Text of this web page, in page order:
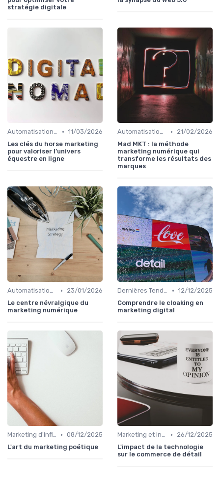
stratégie digitale
Automatisation du Marketing • 11/03/2026
Les clés du horse marketing
pour valoriser l’univers
équestre en ligne
Automatisation du Marketing •
21/02/2026
Mad MKT : la méthode
marketing numérique qui
transforme les résultats des
marques
Automatisation du Marketing •
23/01/2026
Le centre névralgique du
marketing numérique
Dernières Tendances en Marketing Digital • 12/12/2025
Comprendre le cloaking en
marketing digital
Marketing d'Influence • 08/12/2025
L'art du marketing poétique
Marketing et Intelligence Artificielle •
26/12/2025
L'impact de la technologie
sur le commerce de détail